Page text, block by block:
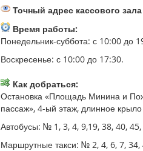
Точный адрес кассового
Время работы:
Понедельник-суббота: с 10:00 до
Воскресенье: с 10:00 до 17:30.
Как добраться:
Остановка «Площадь Минина и
пассаж», 4-ый этаж, длинное
Автобусы: № 1, 3, 4, 9,19, 38, 40,
Маршрутные такси: № 2, 4, 6, 7, 34,